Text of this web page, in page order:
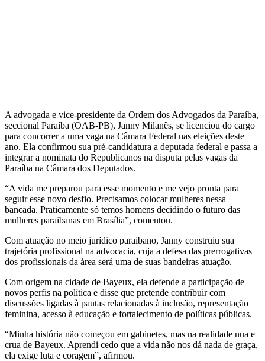
A advogada e vice-presidente da Ordem dos Advogados da Paraíba,
seccional Paraíba (OAB-PB), Janny Milanês, se licenciou do cargo
para concorrer a uma vaga na Câmara Federal nas eleições deste
ano. Ela confirmou sua pré-candidatura a deputada federal e passa a
integrar a nominata do Republicanos na disputa pelas vagas da
Paraíba na Câmara dos Deputados.
“A vida me preparou para esse momento e me vejo pronta para
seguir esse novo desfio. Precisamos colocar mulheres nessa
bancada. Praticamente só temos homens decidindo o futuro das
mulheres paraibanas em Brasília”, comentou.
Com atuação no meio jurídico paraibano, Janny construiu sua
trajetória profissional na advocacia, cuja a defesa das prerrogativas
dos profissionais da área será uma de suas bandeiras atuação.
Com origem na cidade de Bayeux, ela defende a participação de
novos perfis na política e disse que pretende contribuir com
discussões ligadas à pautas relacionadas à inclusão, representação
feminina, acesso à educação e fortalecimento de políticas públicas.
“Minha história não começou em gabinetes, mas na realidade nua e
crua de Bayeux. Aprendi cedo que a vida não nos dá nada de graça,
ela exige luta e coragem”, afirmou.